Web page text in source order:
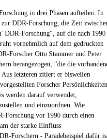
in drei Phasen aufteilen: In
DDR-Forschung; die Zeit
DDR-Forschung", auf die nach 1990
vornehmlich auf dem gedruckten
Forscher Otto Stammer und Peter
herangezogen, "die die
letzteren zitiert er bisweilen
Forscher Persönlichkeiten
werden darauf verwendet,
und einzuordnen. Wie
Forschung vor 1990 durch einen
der starke Einfluss
Forschern - Paradebeispiel dafür